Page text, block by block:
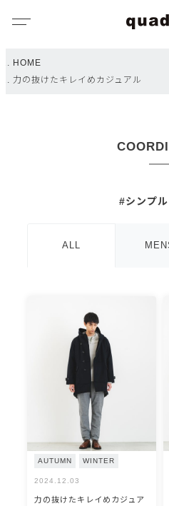
HOME
力の抜けたキレイめカジュアル
#シンプ
ALL
AUTUMN WINTER
2024.12.03
力の抜けたキレイめカジュア